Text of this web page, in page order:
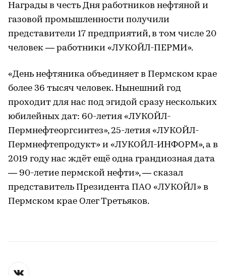
Награды в честь Дня работников нефтяной и
газовой промышленности получили
представители 17 предприятий, в том числе 20
человек — работники «ЛУКОЙЛ-ПЕРМИ».
«День нефтяника объединяет в Пермском крае
более 36 тысяч человек. Нынешний год
проходит для нас под эгидой сразу нескольких
юбилейных дат: 60-летия «ЛУКОЙЛ-
Пермнефтеоргсинтез», 25-летия «ЛУКОЙЛ-
Пермнефтепродукт» и «ЛУКОЙЛ-ИНФОРМ», а в
2019 году нас ждёт ещё одна грандиозная дата
— 90-летие пермской нефти», — сказал
представитель Президента ПАО «ЛУКОЙЛ» в
Пермском крае Олег Третьяков.